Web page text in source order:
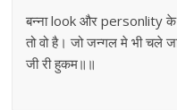
बन्ना look और personlity के
तो वो है। जो जन्गल मे भी चले
जी री हुकम॥॥